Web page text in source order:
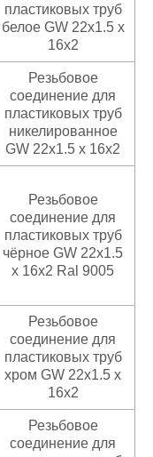
пластиковых труб
белое GW 22x1.5 x
16x2
Резьбовое
соединение для
пластиковых труб
никелированное
GW 22x1.5 x 16x2
Резьбовое
соединение для
пластиковых труб
чёрное GW 22x1.5
x 16x2 Ral 9005
Резьбовое
соединение для
пластиковых труб
хром GW 22x1.5 x
16x2
Резьбовое
соединение для